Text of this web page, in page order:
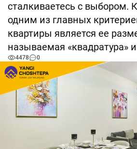
сталкиваетесь с выбором.
одним из главных
квартиры является ее
называемая «квадратура»
4478 0